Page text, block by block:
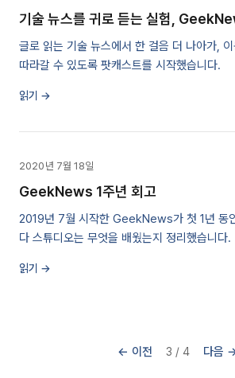
기술 뉴스를 귀로 듣는 실험,
글로 읽는 기술 뉴스에서 한 걸음 더 나아가,
따라갈 수 있도록 팟캐스트를 시작했습니다.
읽기 →
2020년 7월 18일
GeekNews 1주년 회고
2019년 7월 시작한 GeekNews가 첫 1년 동
다 스튜디오는 무엇을 배웠는지 정리했습니다.
읽기 →
← 이전 3 / 4 다음